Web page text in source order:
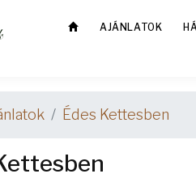
AJÁNLATOK
Édes Kettesben